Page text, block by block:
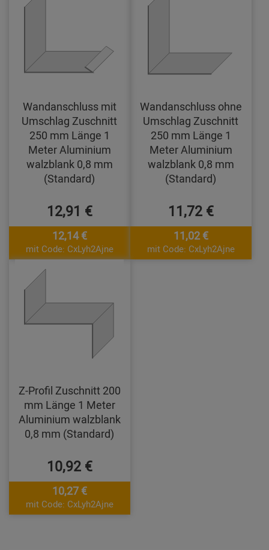
Wandanschluss mit
Umschlag Zuschnitt
250 mm Länge 1
Meter Aluminium
walzblank 0,8 mm
(Standard)
12,91 €
12,14 €
mit Code: CxLyh2Ajne
Wandanschluss ohne
Umschlag Zuschnitt
250 mm Länge 1
Meter Aluminium
walzblank 0,8 mm
(Standard)
11,72 €
11,02 €
mit Code: CxLyh2Ajne
Z-Profil Zuschnitt 200
mm Länge 1 Meter
Aluminium walzblank
0,8 mm (Standard)
10,92 €
10,27 €
mit Code: CxLyh2Ajne